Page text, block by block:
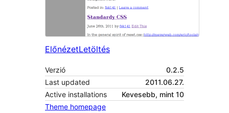
ElőnézetLetöltés
Verzió
0.2.5
Last updated
2011.06.27.
Active installations
Kevesebb, mint 10
Theme homepage